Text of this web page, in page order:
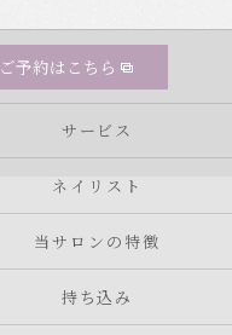
ご予約はこちら
サービス
ネイリスト
当サロンの特徴
持ち込み